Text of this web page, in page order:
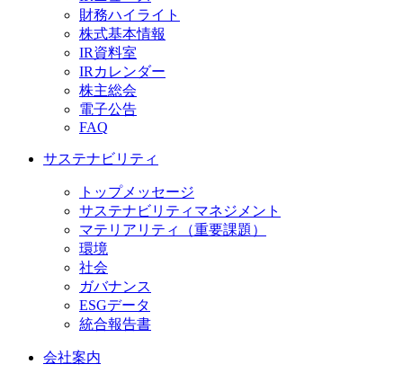
財務ハイライト
株式基本情報
IR資料室
IRカレンダー
株主総会
電子公告
FAQ
サステナビリティ
トップメッセージ
サステナビリティマネジメント
マテリアリティ（重要課題）
環境
社会
ガバナンス
ESGデータ
統合報告書
会社案内